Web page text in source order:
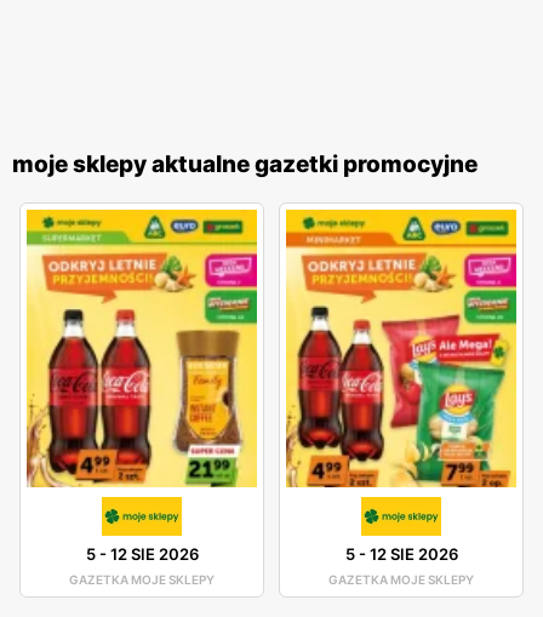
moje sklepy aktualne gazetki promocyjne
5-12 SIE 2026
GAZETKA MOJE SKLEPY
5-12 SIE 2026
GAZETKA MOJE SKLEPY